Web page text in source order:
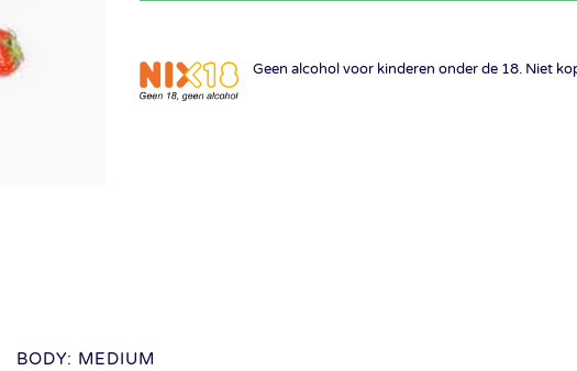
Geen alcohol voor kinderen onder de 18. Niet
BODY: MEDIUM